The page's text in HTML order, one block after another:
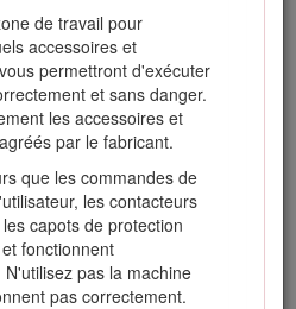
de travail pour
accessoires et
permettront d'exécuter
et sans danger.
les accessoires et
par le fabricant.
que les commandes de
les contacteurs
capots de protection
fonctionnent
pas la machine
pas correctement.
soit équipée d'un pare-
section 4442, en bon état de
soit construit, équipé et
incendies.
conformité avec la norme EN
autocollants appropriés sont
B71.4-2012.